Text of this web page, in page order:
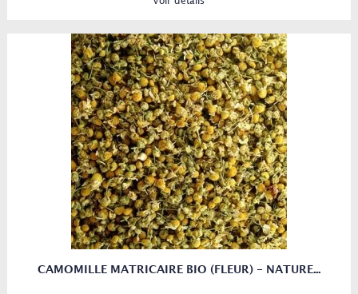
CAMOMILLE MATRICAIRE BIO (FLEUR) - NATURE...